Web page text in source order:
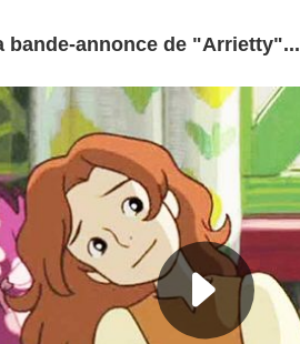
bande-annonce de "Arrietty"...